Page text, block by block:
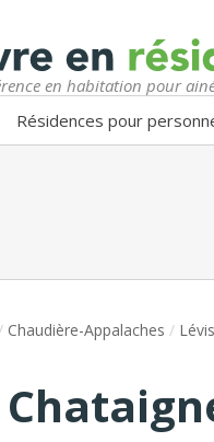
en habitation pour
Résidences pour
Chaudière-Appalaches / Lévis